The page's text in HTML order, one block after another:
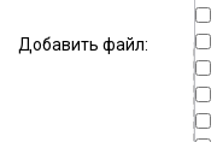
Добавить файл: